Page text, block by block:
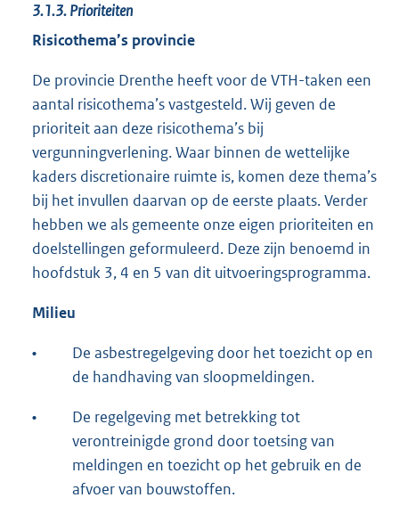
3.1.3.Prioriteiten
Risicothema’s provincie
De provincie Drenthe heeft voor de VTH-taken een
aantal risicothema’s vastgesteld. Wij geven de
prioriteit aan deze risicothema’s bij
vergunningverlening. Waar binnen de wettelijke
kaders discretionaire ruimte is, komen deze thema’s
bij het invullen daarvan op de eerste plaats. Verder
hebben we als gemeente onze eigen prioriteiten en
doelstellingen geformuleerd. Deze zijn benoemd in
hoofdstuk 3, 4 en 5 van dit uitvoeringsprogramma.
Milieu
•
De asbestregelgeving door het toezicht op en
de handhaving van sloopmeldingen.
•
De regelgeving met betrekking tot
verontreinigde grond door toetsing van
meldingen en toezicht op het gebruik en de
afvoer van bouwstoffen.